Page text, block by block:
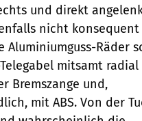
und direkt
nicht konsequent
Aluminiumguss-Räder
mitsamt radial
Bremszange und,
mit ABS. Von der